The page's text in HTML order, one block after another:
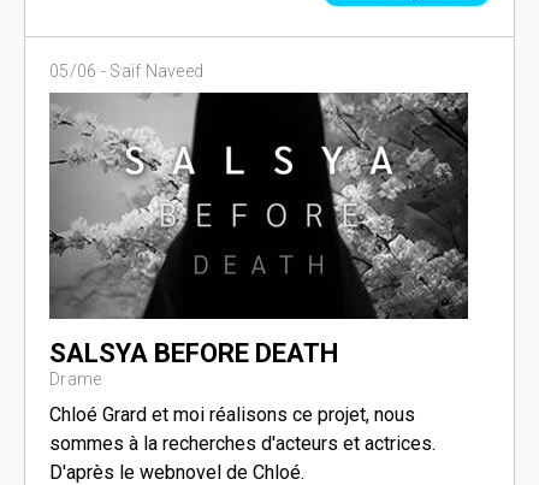
05/06 - Saïf Naveed
SALSYA BEFORE DEATH
Drame
Chloé Grard et moi réalisons ce projet, nous
sommes à la recherches d'acteurs et actrices.
D'après le webnovel de Chloé.